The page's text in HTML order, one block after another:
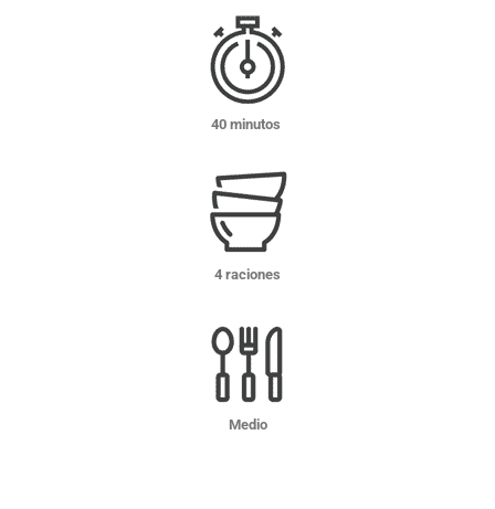
40 minutos
4 raciones
Medio